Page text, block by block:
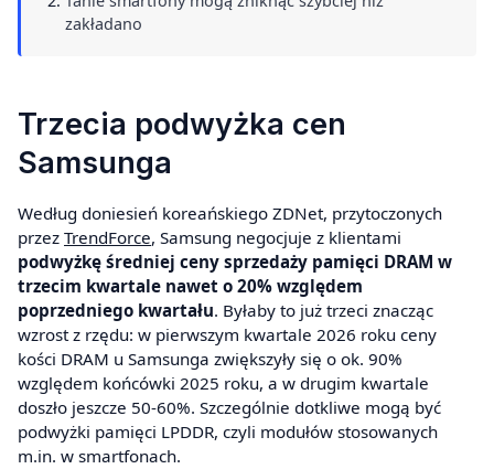
zakładano
Trzecia podwyżka cen
Samsunga
Według doniesień koreańskiego ZDNet, przytoczonych
przez TrendForce, Samsung negocjuje z klientami
podwyżkę średniej ceny sprzedaży pamięci DRAM w
trzecim kwartale nawet o 20% względem
poprzedniego kwartału. Byłaby to już trzeci znacząc
wzrost z rzędu: w pierwszym kwartale 2026 roku ceny
kości DRAM u Samsunga zwiększyły się o ok. 90%
względem końcówki 2025 roku, a w drugim kwartale
doszło jeszcze 50-60%. Szczególnie dotkliwe mogą być
podwyżki pamięci LPDDR, czyli modułów stosowanych
m.in. w smartfonach.